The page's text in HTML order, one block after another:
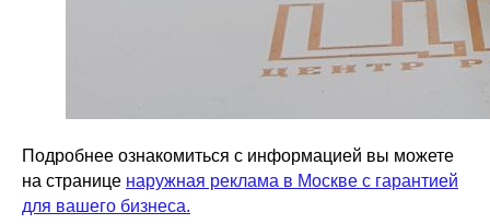
Подробнее ознакомиться с информацией вы можете
на странице наружная реклама в Москве с гарантией
для вашего бизнеса.